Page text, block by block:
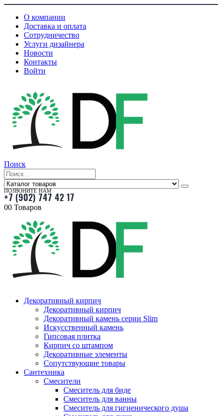
О компании
Доставка и оплата
Сотрудничество
Услуги дизайнера
Новости
Контакты
Войти
Поиск
ПОЗВОНИТЕ НАМ
+7 (902) 747 42 17
00 Товаров
Декоративный кирпич
Декоративный кирпич
Декоративный камень серии Slim
Искусственный камень
Гипсовая плитка
Кирпич со штампом
Декоративные элементы
Сопутствующие товары
Сантехника
Смесители
Смеситель для биде
Смеситель для ванны
Смеситель для гигиенического душа